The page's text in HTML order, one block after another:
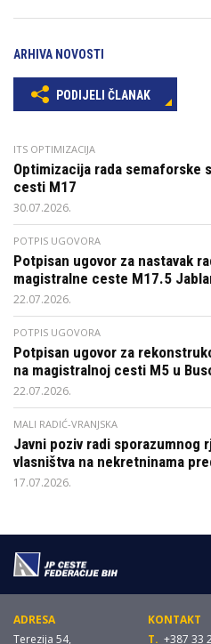
ARHIVA NOVOSTI
PODIJELI ČLANAK
ITS OPTIMIZACIJA
Optimizacija rada semaforske
cesti M17
30.07.2026.
POTPIS UGOVORA
Potpisan ugovor za nastavak
magistralne ceste M17.5
22.07.2026.
POTPIS UGOVORA
Potpisan ugovor za
na magistralnoj cesti M5 u
22.07.2026.
MALI RADIĆ-VRANJSKA
Javni poziv radi sporazumnog
vlasništva na nekretninama
17.07.2026.
ADRESA
Terezija 54,
KONTAKT
T. +387 33